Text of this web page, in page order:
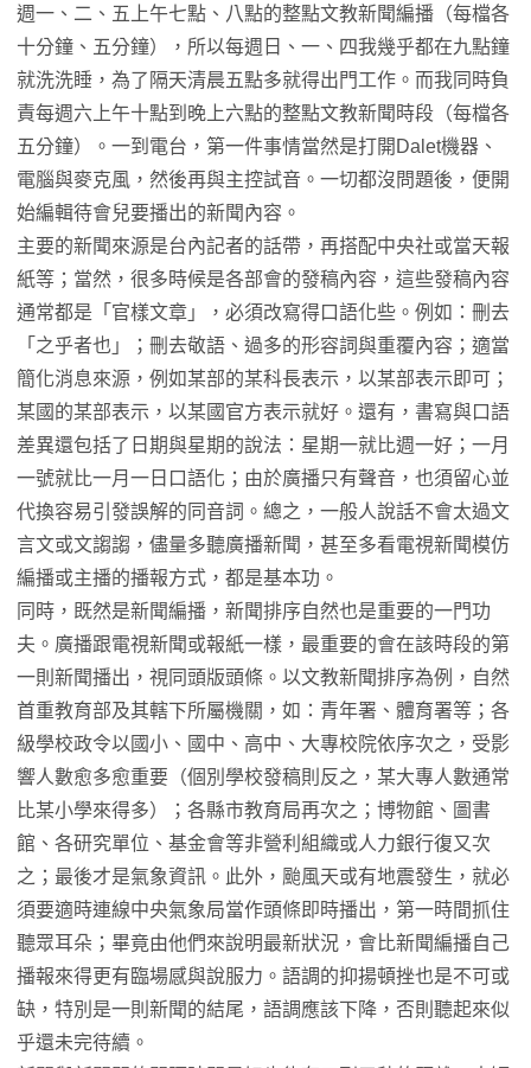
週一、二、五上午七點、八點的整點文教新聞編播（每檔各
十分鐘、五分鐘），所以每週日、一、四我幾乎都在九點鐘
就洗洗睡，為了隔天清晨五點多就得出門工作。而我同時負
責每週六上午十點到晚上六點的整點文教新聞時段（每檔各
五分鐘）。一到電台，第一件事情當然是打開Dalet機器、
電腦與麥克風，然後再與主控試音。一切都沒問題後，便開
始編輯待會兒要播出的新聞內容。
主要的新聞來源是台內記者的話帶，再搭配中央社或當天報
紙等；當然，很多時候是各部會的發稿內容，這些發稿內容
通常都是「官樣文章」，必須改寫得口語化些。例如：刪去
「之乎者也」；刪去敬語、過多的形容詞與重覆內容；適當
簡化消息來源，例如某部的某科長表示，以某部表示即可；
某國的某部表示，以某國官方表示就好。還有，書寫與口語
差異還包括了日期與星期的說法：星期一就比週一好；一月
一號就比一月一日口語化；由於廣播只有聲音，也須留心並
代換容易引發誤解的同音詞。總之，一般人說話不會太過文
言文或文謅謅，儘量多聽廣播新聞，甚至多看電視新聞模仿
編播或主播的播報方式，都是基本功。
同時，既然是新聞編播，新聞排序自然也是重要的一門功
夫。廣播跟電視新聞或報紙一樣，最重要的會在該時段的第
一則新聞播出，視同頭版頭條。以文教新聞排序為例，自然
首重教育部及其轄下所屬機關，如：青年署、體育署等；各
級學校政令以國小、國中、高中、大專校院依序次之，受影
響人數愈多愈重要（個別學校發稿則反之，某大專人數通常
比某小學來得多）；各縣市教育局再次之；博物館、圖書
館、各研究單位、基金會等非營利組織或人力銀行復又次
之；最後才是氣象資訊。此外，颱風天或有地震發生，就必
須要適時連線中央氣象局當作頭條即時播出，第一時間抓住
聽眾耳朵；畢竟由他們來說明最新狀況，會比新聞編播自己
播報來得更有臨場感與說服力。語調的抑揚頓挫也是不可或
缺，特別是一則新聞的結尾，語調應該下降，否則聽起來似
乎還未完待續。